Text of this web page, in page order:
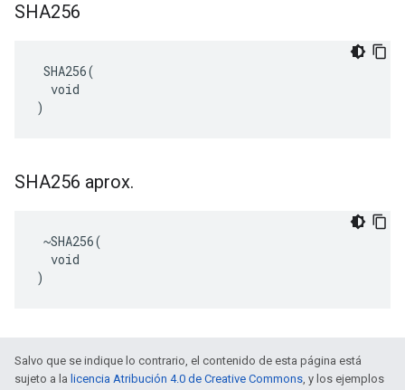
SHA256
SHA256(
  void
)
SHA256 aprox.
~SHA256(
  void
)
Salvo que se indique lo contrario, el contenido de esta página está
sujeto a la licencia Atribución 4.0 de Creative Commons, y los ejemplos